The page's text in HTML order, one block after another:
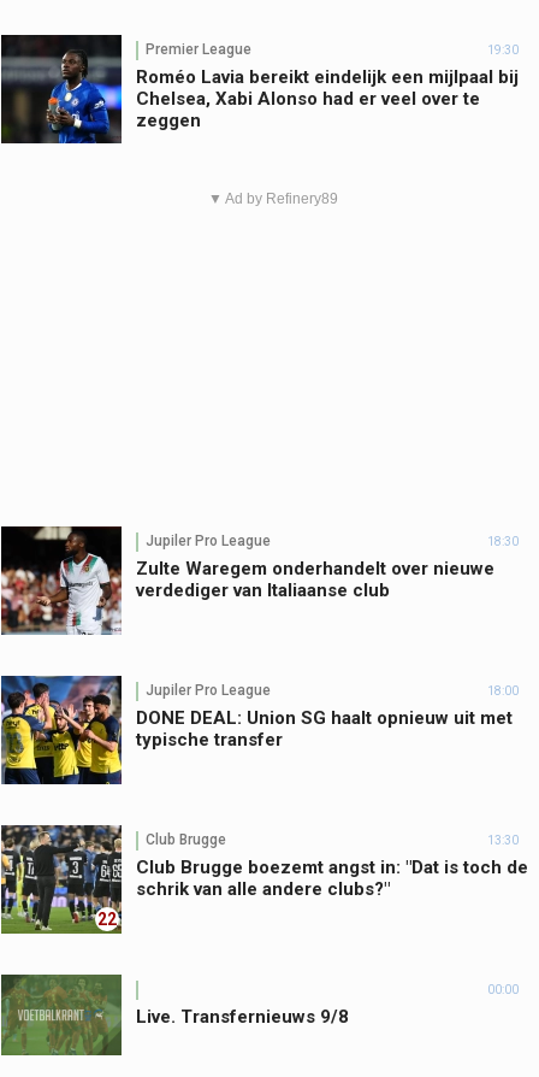
Premier League 19:30
Roméo Lavia bereikt eindelijk een mijlpaal bij
Chelsea, Xabi Alonso had er veel over te
zeggen
▼ Ad by Refinery89
Jupiler Pro League 18:30
Zulte Waregem onderhandelt over nieuwe
verdediger van Italiaanse club
Jupiler Pro League 18:00
DONE DEAL: Union SG haalt opnieuw uit met
typische transfer
22
Club Brugge 13:30
Club Brugge boezemt angst in: "Dat is toch de
schrik van alle andere clubs?"
00:00
Live. Transfernieuws 9/8